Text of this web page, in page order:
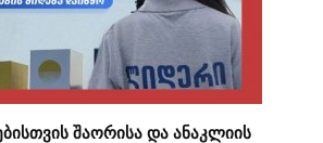
შაორისა და ანაკლიის